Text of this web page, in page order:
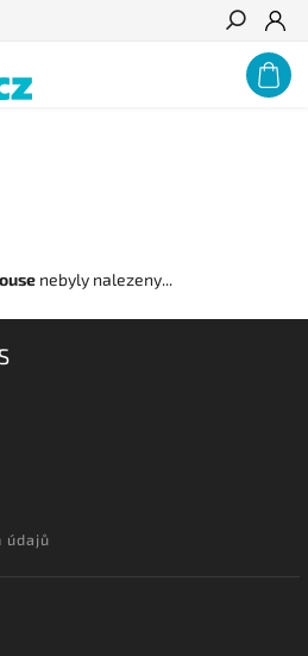
ZAŘÍZENÍM NABÍZÍME VÝRAZNÉ
SLEVY, POPTEJTE U NÁS! Hledat
nebyly nalezeny...
údajů